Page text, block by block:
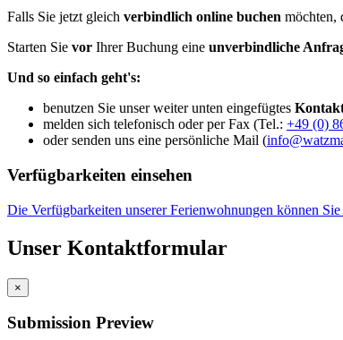
Falls Sie jetzt gleich verbindlich online buchen möchten,
Starten Sie vor Ihrer Buchung eine unverbindliche
Und so einfach geht's:
benutzen Sie unser weiter unten eingefügtes
melden sich telefonisch oder per Fax (Tel.: +49 (0)
oder senden uns eine persönliche Mail (
Verfügbarkeiten einsehen
Die Verfügbarkeiten unserer Ferienwohnungen können Sie
Unser Kontaktformular
×
Submission Preview